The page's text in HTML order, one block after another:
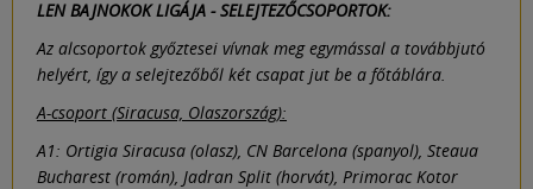
LEN BAJNOKOK LIGÁJA - SELEJTEZŐCSOPORTOK:
Az alcsoportok győztesei vívnak meg egymással a továbbjutó
helyért, így a selejtezőből két csapat jut be a főtáblára.
A-csoport (Siracusa, Olaszország):
A1: Ortigia Siracusa (olasz), CN Barcelona (spanyol), Steaua
Bucharest (román), Jadran Split (horvát), Primorac Kotor